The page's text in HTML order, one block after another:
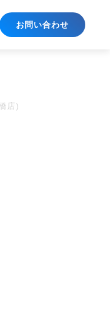
お問い合わせ
店)